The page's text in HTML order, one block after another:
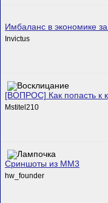
Имбаланс в экономике
Invictus
[ВОПРОС] Как попасть к
Mstitel210
Сриншоты из MM3
hw_founder